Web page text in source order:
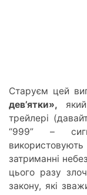
Старуєм цей
дев’ятки»,
трейлері
“999” –
затриманні
цього разу
закону, які